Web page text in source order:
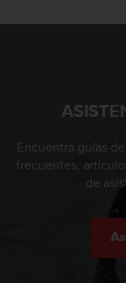
Encuentra guías
frecuentes,
de